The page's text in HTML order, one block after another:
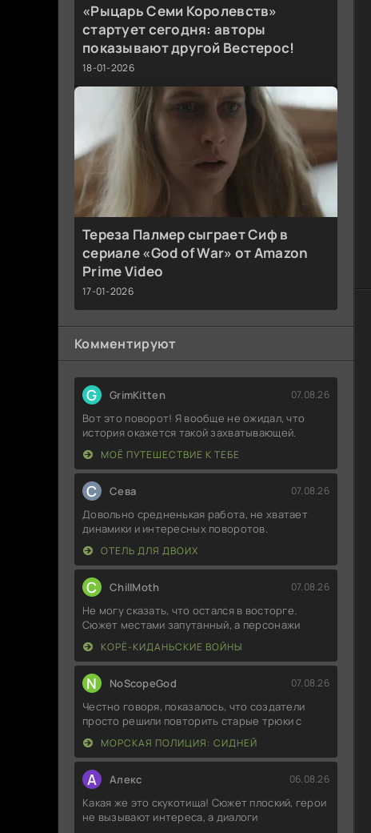
«Рыцарь Семи Королевств»
стартует сегодня: авторы
показывают другой Вестерос!
18-01-2026
Тереза Палмер сыграет Сиф в
сериале «God of War» от Amazon
Prime Video
17-01-2026
Комментируют
G GrimKitten 07.08.26
Вот это поворот! Я вообще не ожидал, что
история окажется такой захватывающей.
МОЁ ПУТЕШЕСТВИЕ К ТЕБЕ
С Севa 07.08.26
Довольно средненькая работа, не хватает
динамики и интересных поворотов.
ОТЕЛЬ ДЛЯ ДВОИХ
C ChillMoth 07.08.26
Не могу сказать, что остался в восторге.
Сюжет местами запутанный, а персонажи
КОРЁ-КИДАНЬСКИЕ ВОЙНЫ
N NoScopeGod 07.08.26
Честно говоря, показалось, что создатели
просто решили повторить старые трюки с
МОРСКАЯ ПОЛИЦИЯ: СИДНЕЙ
А Алекс 06.08.26
Какая же это скукотища! Сюжет плоский, герои
не вызывают интереса, а диалоги